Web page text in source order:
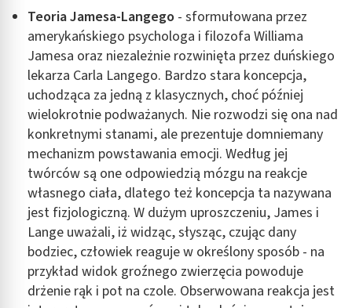
Teoria Jamesa-Langego - sformułowana przez
amerykańskiego psychologa i filozofa Williama
Jamesa oraz niezależnie rozwinięta przez duńskiego
lekarza Carla Langego. Bardzo stara koncepcja,
uchodząca za jedną z klasycznych, choć później
wielokrotnie podważanych. Nie rozwodzi się ona nad
konkretnymi stanami, ale prezentuje domniemany
mechanizm powstawania emocji. Według jej
twórców są one odpowiedzią mózgu na reakcje
własnego ciała, dlatego też koncepcja ta nazywana
jest fizjologiczną. W dużym uproszczeniu, James i
Lange uważali, iż widząc, słysząc, czując dany
bodziec, człowiek reaguje w określony sposób - na
przykład widok groźnego zwierzęcia powoduje
drżenie rąk i pot na czole. Obserwowana reakcja jest